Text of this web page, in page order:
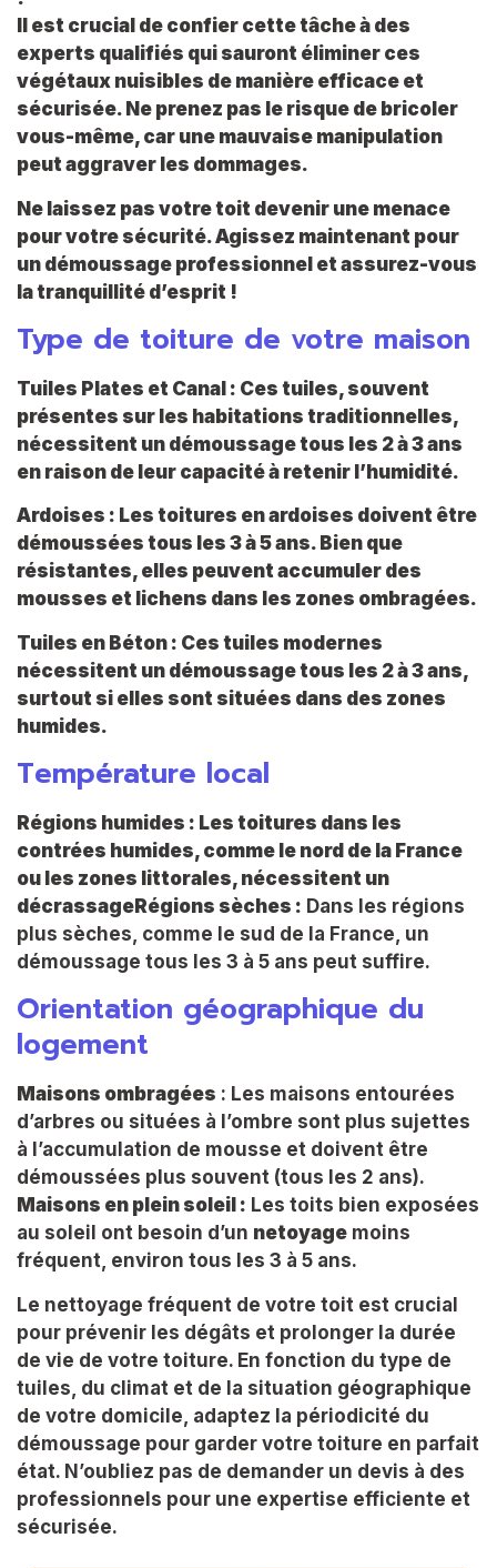
Il est crucial de confier cette tâche à des
experts qualifiés qui sauront éliminer ces
végétaux nuisibles de manière efficace et
sécurisée. Ne prenez pas le risque de bricoler
vous-même, car une mauvaise manipulation
peut aggraver les dommages.
Ne laissez pas votre toit devenir une menace
pour votre sécurité. Agissez maintenant pour
un démoussage professionnel et assurez-vous
la tranquillité d’esprit !
Type de toiture de votre maison
Tuiles Plates et Canal : Ces tuiles, souvent
présentes sur les habitations traditionnelles,
nécessitent un démoussage tous les 2 à 3 ans
en raison de leur capacité à retenir l’humidité.
Ardoises : Les toitures en ardoises doivent être
démoussées tous les 3 à 5 ans. Bien que
résistantes, elles peuvent accumuler des
mousses et lichens dans les zones ombragées.
Tuiles en Béton : Ces tuiles modernes
nécessitent un démoussage tous les 2 à 3 ans,
surtout si elles sont situées dans des zones
humides.
Température local
Régions humides : Les toitures dans les
contrées humides, comme le nord de la France
ou les zones littorales, nécessitent un
décrassage Régions sèches : Dans les régions
plus sèches, comme le sud de la France, un
démoussage tous les 3 à 5 ans peut suffire.
Orientation géographique du
logement
Maisons ombragées : Les maisons entourées
d’arbres ou situées à l’ombre sont plus sujettes
à l’accumulation de mousse et doivent être
démoussées plus souvent (tous les 2 ans).
Maisons en plein soleil : Les toits bien exposées
au soleil ont besoin d’un netoyage moins
fréquent, environ tous les 3 à 5 ans.
Le nettoyage fréquent de votre toit est crucial
pour prévenir les dégâts et prolonger la durée
de vie de votre toiture. En fonction du type de
tuiles, du climat et de la situation géographique
de votre domicile, adaptez la périodicité du
démoussage pour garder votre toiture en parfait
état. N’oubliez pas de demander un devis à des
professionnels pour une expertise efficiente et
sécurisée.